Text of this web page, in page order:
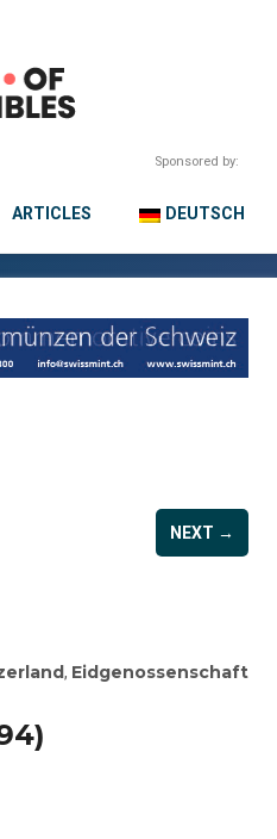
Sponsored by:
ARTICLES DEUTSCH
NEXT →
, Eidgenossenschaft